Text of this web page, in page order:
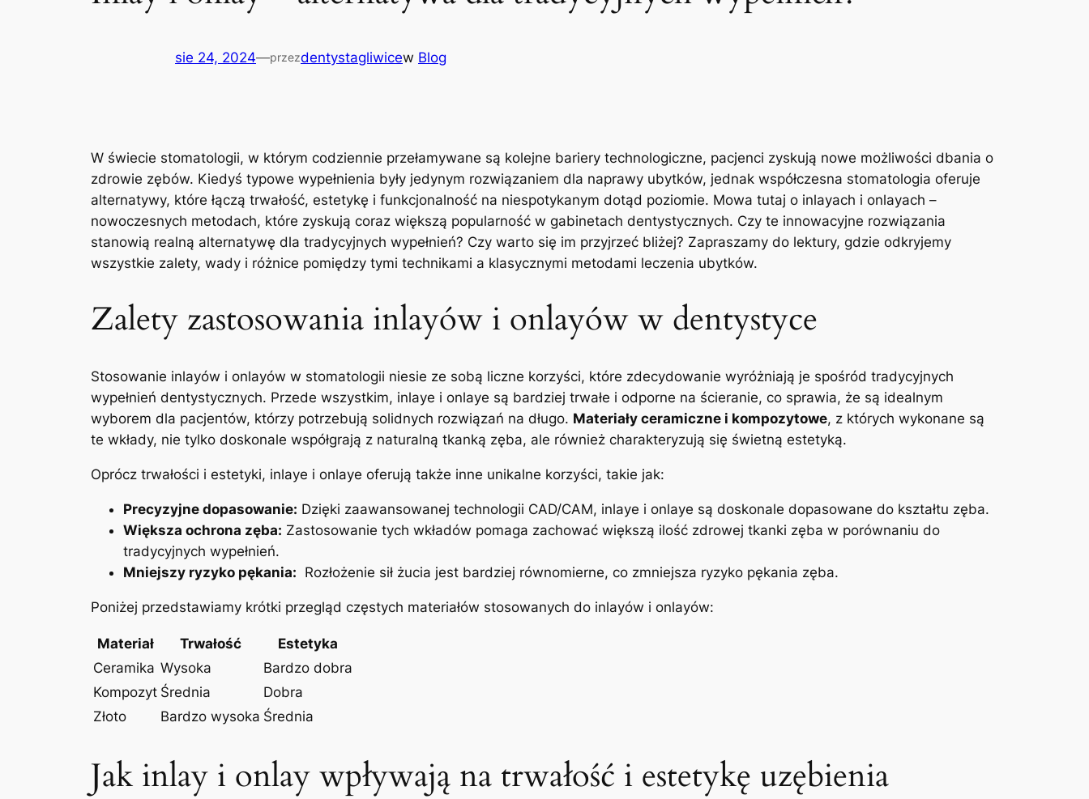
sie 24, 2024—przezdentystagliwicew Blog
W świecie ⁣stomatologii, w którym ⁢codziennie ⁤przełamywane są ​kolejne bariery ⁢technologiczne, pacjenci​ zyskują nowe możliwości ⁤dbania o
⁤zdrowie zębów. ⁤Kiedyś typowe‌ wypełnienia⁣ były​ jedynym rozwiązaniem dla naprawy ubytków, ​jednak współczesna stomatologia ‍oferuje ​
alternatywy,‍ które łączą trwałość, ⁤estetykę i funkcjonalność na niespotykanym dotąd poziomie. Mowa tutaj o inlayach i​ onlayach –
nowoczesnych metodach,‍ które ⁣zyskują coraz większą popularność w gabinetach dentystycznych. Czy te innowacyjne rozwiązania
stanowią ⁤realną alternatywę dla tradycyjnych wypełnień? Czy warto ⁣się im ​przyjrzeć bliżej? Zapraszamy‌ do⁣ lektury,⁤ gdzie odkryjemy
wszystkie zalety,‌ wady i różnice pomiędzy tymi technikami a klasycznymi metodami ‌leczenia ubytków.
Zalety zastosowania inlayów⁢ i onlayów ⁤w‌ dentystyce
Stosowanie inlayów⁣ i onlayów w stomatologii⁤ niesie⁣ ze sobą liczne korzyści, które zdecydowanie wyróżniają je‍ spośród tradycyjnych
wypełnień dentystycznych. Przede wszystkim, inlaye⁤ i onlaye są bardziej trwałe i odporne ‍na ścieranie, co‍ sprawia, że są idealnym​
wyborem dla pacjentów, którzy potrzebują ⁣solidnych rozwiązań na długo. Materiały ceramiczne i kompozytowe, z ⁣których ‍wykonane są
te wkłady, nie tylko doskonale ​współgrają ⁤z naturalną⁣ tkanką zęba, ale również charakteryzują się ⁣świetną estetyką.
Oprócz trwałości i estetyki,​ inlaye⁣ i onlaye oferują także inne unikalne korzyści,⁣ takie jak:
Precyzyjne dopasowanie: Dzięki zaawansowanej ⁤technologii​ CAD/CAM,⁤ inlaye ‍i onlaye‍ są doskonale dopasowane do kształtu⁣ zęba.
Większa ochrona zęba: Zastosowanie tych wkładów pomaga ​zachować większą ilość zdrowej ⁢tkanki zęba w⁤ porównaniu do
tradycyjnych wypełnień.
Mniejszy ​ryzyko pękania: ⁣ Rozłożenie ‌sił żucia ‌jest bardziej równomierne, co⁢ zmniejsza ryzyko pękania zęba.
Poniżej⁢ przedstawiamy krótki przegląd częstych materiałów ⁣stosowanych do inlayów i onlayów:
Materiał Trwałość
Estetyka
Ceramika Wysoka
Bardzo dobra
Kompozyt Średnia
Dobra
Złoto
Bardzo wysoka Średnia
Jak‍ inlay i onlay wpływają na trwałość i estetykę uzębienia